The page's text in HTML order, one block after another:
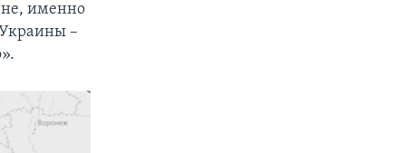
именно
–